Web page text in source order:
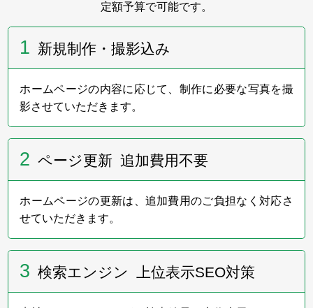
2023年10月23日
第11回「着想は眠らない」展のインターリンク賞
受賞者を発表いたしました。
2023年9月
インターリンクは、9月29日～10月22日の金土日に
Gallery 忘我亭で開催される第11回「着想は眠らな
2023年6月20日～21日
フューネラルビジネスフェア2023に出展いたしまし
定額予算で可能です。
1 新規制作・撮影込み
ホームページの内容に応じて、制作に必要な写真を撮
影させていただきます。
2 ページ更新 追加費用不要
ホームページの更新は、追加費用のご負担なく対応さ
せていただきます。
3 検索エンジン 上位表示SEO対策